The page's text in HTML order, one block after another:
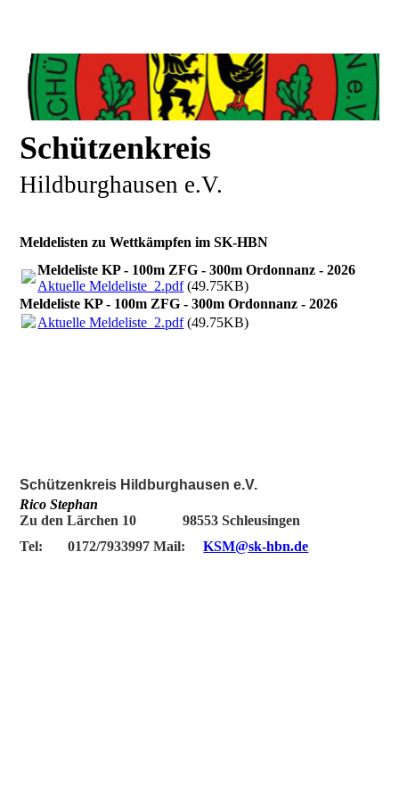
Schützenkreis
Hildburghausen e.V.
Meldelisten zu Wettkämpfen im SK-HBN
Meldeliste KP - 100m ZFG - 300m Ordonnanz - 2026
Aktuelle Meldeliste_2.pdf(49.75KB)
Meldeliste KP - 100m ZFG - 300m Ordonnanz - 2026
Aktuelle Meldeliste_2.pdf(49.75KB)
Schützenkreis Hildburghausen e.V.
Rico Stephan
Zu den Lärchen 10 98553 Schleusingen
Tel: 0172/7933997 Mail:KSM@sk-hbn.de